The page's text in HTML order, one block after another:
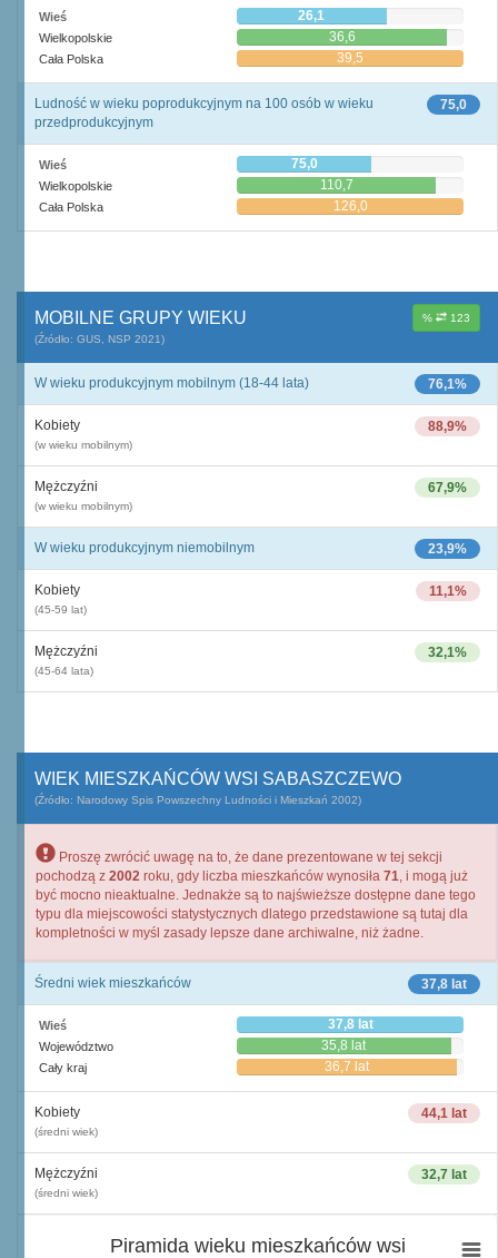
Wieś 26,1
Wielkopolskie 36,6
Cała Polska 39,5
75,0
Ludność w wieku poprodukcyjnym na 100 osób w wieku
przedprodukcyjnym
Wieś 75,0
Wielkopolskie 110,7
Cała Polska 126,0
% 123
MOBILNE GRUPY WIEKU
(Źródło: GUS, NSP 2021)
76,1%
W wieku produkcyjnym mobilnym (18-44 lata)
88,9%
Kobiety
(w wieku mobilnym)
67,9%
Mężczyźni
(w wieku mobilnym)
23,9%
W wieku produkcyjnym niemobilnym
11,1%
Kobiety
(45-59 lat)
32,1%
Mężczyźni
(45-64 lata)
WIEK MIESZKAŃCÓW WSI SABASZCZEWO
(Źródło: Narodowy Spis Powszechny Ludności i Mieszkań 2002)
Proszę zwrócić uwagę na to, że dane prezentowane w tej sekcji
pochodzą z 2002 roku, gdy liczba mieszkańców wynosiła 71, i mogą już
być mocno nieaktualne. Jednakże są to najświeższe dostępne dane tego
typu dla miejscowości statystycznych dlatego przedstawione są tutaj dla
kompletności w myśl zasady lepsze dane archiwalne, niż żadne.
37,8 lat
Średni wiek mieszkańców
Wieś 37,8 lat
Województwo 35,8 lat
Cały kraj 36,7 lat
44,1 lat
Kobiety
(średni wiek)
32,7 lat
Mężczyźni
(średni wiek)
Piramida wieku mieszkańców wsi